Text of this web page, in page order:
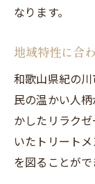
施術
エス
エステの
地域
エ
地域
なります。
地域特性に合
和歌山県紀の
民の温かい人
かしたリラク
いたトリート
を図ることがで